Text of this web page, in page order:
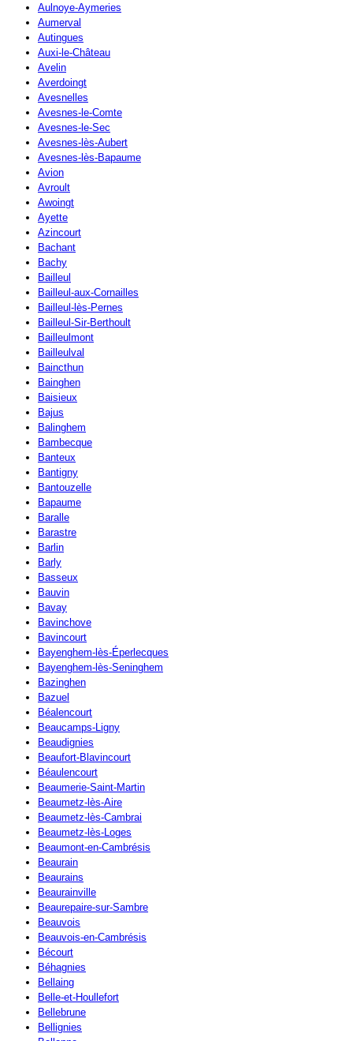
Aulnoye-Aymeries
Aumerval
Autingues
Auxi-le-Château
Avelin
Averdoingt
Avesnelles
Avesnes-le-Comte
Avesnes-le-Sec
Avesnes-lès-Aubert
Avesnes-lès-Bapaume
Avion
Avroult
Awoingt
Ayette
Azincourt
Bachant
Bachy
Bailleul
Bailleul-aux-Cornailles
Bailleul-lès-Pernes
Bailleul-Sir-Berthoult
Bailleulmont
Bailleulval
Baincthun
Bainghen
Baisieux
Bajus
Balinghem
Bambecque
Banteux
Bantigny
Bantouzelle
Bapaume
Baralle
Barastre
Barlin
Barly
Basseux
Bauvin
Bavay
Bavinchove
Bavincourt
Bayenghem-lès-Éperlecques
Bayenghem-lès-Seninghem
Bazinghen
Bazuel
Béalencourt
Beaucamps-Ligny
Beaudignies
Beaufort-Blavincourt
Béaulencourt
Beaumerie-Saint-Martin
Beaumetz-lès-Aire
Beaumetz-lès-Cambrai
Beaumetz-lès-Loges
Beaumont-en-Cambrésis
Beaurain
Beaurains
Beaurainville
Beaurepaire-sur-Sambre
Beauvois
Beauvois-en-Cambrésis
Bécourt
Béhagnies
Bellaing
Belle-et-Houllefort
Bellebrune
Bellignies